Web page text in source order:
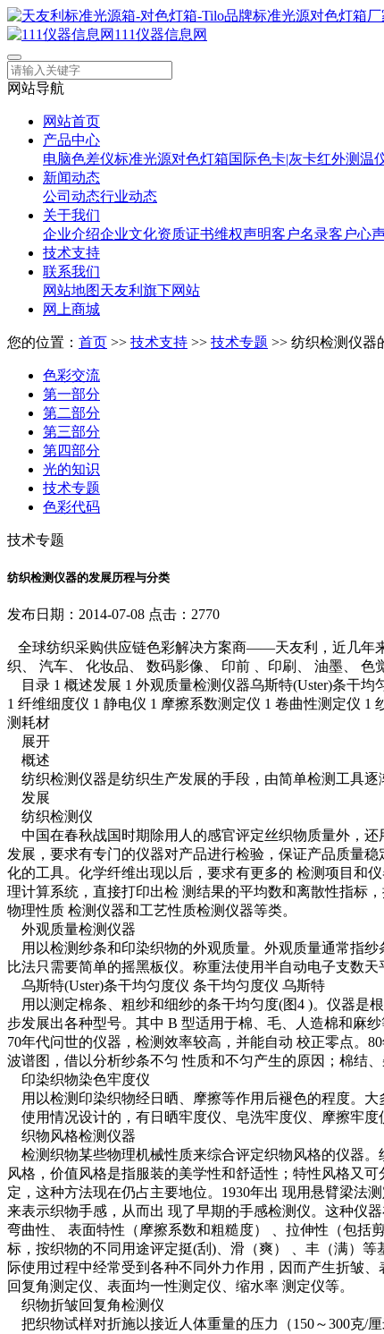
111仪器信息网
网站导航
网站首页
产品中心
电脑色差仪标准光源对色灯箱国际色卡|灰卡红外测温
新闻动态
公司动态行业动态
关于我们
企业介绍企业文化资质证书维权声明客户名录客户心
技术支持
联系我们
网站地图天友利旗下网站
网上商城
您的位置： 首页 >> 技术支持 >> 技术专题 >> 纺织检测仪器
色彩交流
第一部分
第二部分
第三部分
第四部分
光的知识
技术专题
色彩代码
技术专题
纺织检测仪器的发展历程与分类
发布日期：2014-07-08 点击：2770
全球纺织采购供应链色彩解决方案商——天友利，近几年
织、 汽车、 化妆品、 数码影像、 印前 、印刷、 油墨、 色
目录 1 概述发展 1 外观质量检测仪器乌斯特(Uster)条干
1 纤维细度仪 1 静电仪 1 摩擦系数测定仪 1 卷曲性测定仪
测耗材
展开
概述
纺织检测仪器是纺织生产发展的手段，由简单检测工具逐
发展
纺织检测仪
中国在春秋战国时期除用人的感官评定丝织物质量外，
发展，要求有专门的仪器对产品进行检验，保证产品质量
化的工具。化学纤维出现以后，要求有更多的 检测项目和
理计算系统，直接打印出检 测结果的平均数和离散性指标
物理性质 检测仪器和工艺性质检测仪器等类。
外观质量检测仪器
用以检测纱条和印染织物的外观质量。外观质量通常指
比法只需要简单的摇黑板仪。称重法使用半自动电子支数
乌斯特(Uster)条干均匀度仪 条干均匀度仪 乌斯特
用以测定棉条、粗纱和细纱的条干均匀度(图4 )。仪器是
步发展出各种型号。其中 B 型适用于棉、毛、人造棉和麻
70年代问世的仪器，检测效率较高，并能自动 校正零点。
波谱图，借以分析纱条不匀 性质和不匀产生的原因；棉结
印染织物染色牢度仪
用以检测印染织物经日晒、摩擦等作用后褪色的程度。大
使用情况设计的，有日晒牢度仪、皂洗牢度仪、摩擦牢度
织物风格检测仪器
检测织物某些物理机械性质来综合评定织物风格的仪器
风格，价值风格是指服装的美学性和舒适性；特性风格又
定，这种方法现在仍占主要地位。1930年出 现用悬臂梁法
来表示织物手感，从而出 现了早期的手感检测仪。这种仪
弯曲性、 表面特性（摩擦系数和粗糙度） 、拉伸性（包括
标，按织物的不同用途评定挺(刮)、滑（爽） 、丰（满）
际使用过程中经常受到各种不同外力作用，因而产生折皱
回复角测定仪、表面均一性测定仪、缩水率 测定仪等。
织物折皱回复角检测仪
把织物试样对折施以接近人体重量的压力（150～300克/